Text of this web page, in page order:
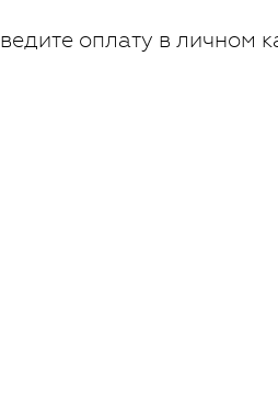
оплату в личном